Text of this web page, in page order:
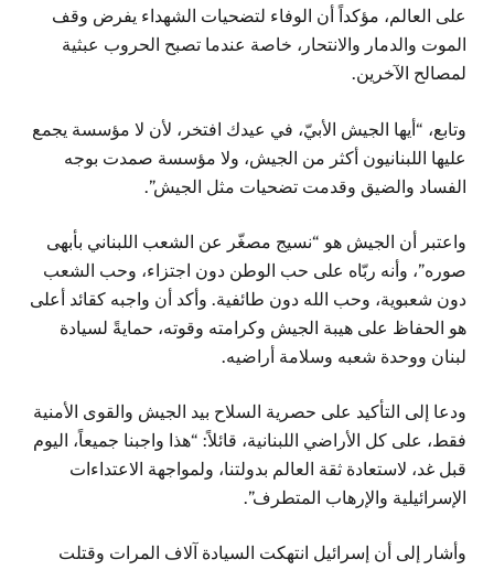
على العالم، مؤكداً أن الوفاء لتضحيات الشهداء يفرض وقف
الموت والدمار والانتحار، خاصة عندما تصبح الحروب عبثية
لمصالح الآخرين.
وتابع، “أيها الجيش الأبيّ، في عيدك افتخر، لأن لا مؤسسة يجمع
عليها اللبنانيون أكثر من الجيش، ولا مؤسسة صمدت بوجه
الفساد والضيق وقدمت تضحيات مثل الجيش”.
واعتبر أن الجيش هو “نسيج مصغّر عن الشعب اللبناني بأبهى
صوره”، وأنه ربّاه على حب الوطن دون اجتزاء، وحب الشعب
دون شعبوية، وحب الله دون طائفية. وأكد أن واجبه كقائد أعلى
هو الحفاظ على هيبة الجيش وكرامته وقوته، حمايةً لسيادة
لبنان ووحدة شعبه وسلامة أراضيه.
ودعا إلى التأكيد على حصرية السلاح بيد الجيش والقوى الأمنية
فقط، على كل الأراضي اللبنانية، قائلاً: “هذا واجبنا جميعاً، اليوم
قبل غد، لاستعادة ثقة العالم بدولتنا، ولمواجهة الاعتداءات
الإسرائيلية والإرهاب المتطرف”.
وأشار إلى أن إسرائيل انتهكت السيادة آلاف المرات وقتلت